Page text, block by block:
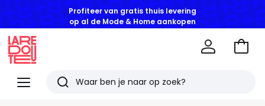
Profiteer van gratis thuis levering
op al de Mode & Home aankopen
Menu
Redoute
Zoeken
Naar